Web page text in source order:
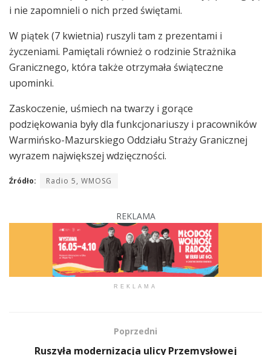
i nie zapomnieli o nich przed świętami.
W piątek (7 kwietnia) ruszyli tam z prezentami i
życzeniami. Pamiętali również o rodzinie Strażnika
Granicznego, która także otrzymała świąteczne
upominki.
Zaskoczenie, uśmiech na twarzy i gorące
podziękowania były dla funkcjonariuszy i pracowników
Warmińsko-Mazurskiego Oddziału Straży Granicznej
wyrazem największej wdzięczności.
Źródło: Radio 5, WMOSG
REKLAMA
REKLAMA
Poprzedni
Ruszyła modernizacja ulicy Przemysłowej